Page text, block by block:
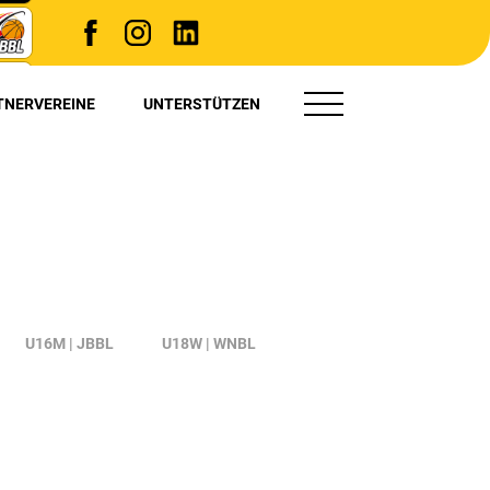
UNTERSTÜTZEN
U16M | JBBL
U18W | WNBL